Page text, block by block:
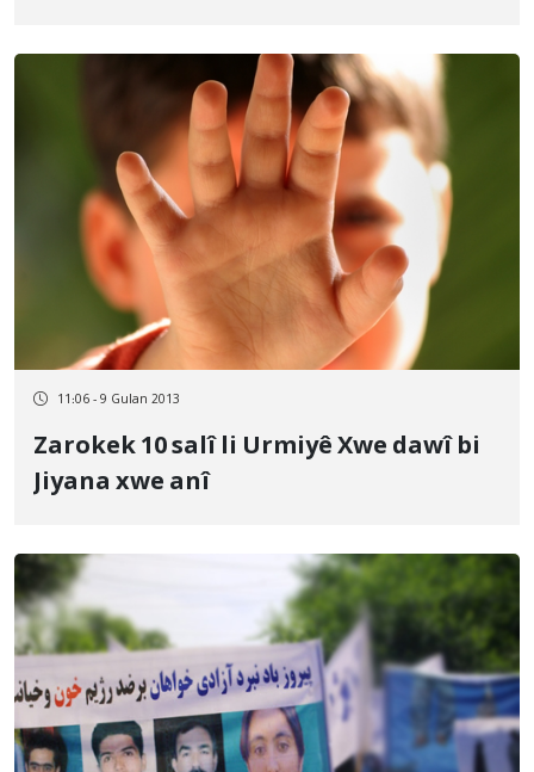
11:06 - 9 Gulan 2013
Zarokek 10 salî li Urmiyê Xwe dawî bi
Jiyana xwe anî